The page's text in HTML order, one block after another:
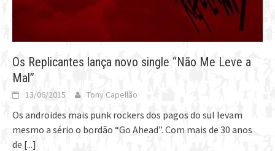
Os Replicantes lança novo single “Não Me Leve a
Mal”
13/06/2015 Tony Capellão
Os androides mais punk rockers dos pagos do sul levam
mesmo a sério o bordão “Go Ahead”. Com mais de 30 anos
de [...]